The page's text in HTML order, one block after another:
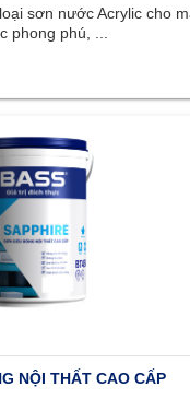
sơn nước Acrylic cho
phong phú, ...
NỘI THẤT CAO CẤP